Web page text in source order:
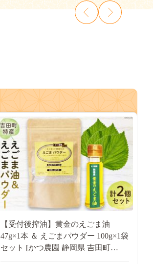
【受付後搾油】黄金のえごま油
47g×1本 ＆ えごまパウダー 100g×1袋
セット [かつ農園 静岡県 吉田町